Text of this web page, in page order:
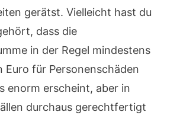
gerätst. Vielleicht hast du
dass die
in der Regel mindestens
Euro für Personenschäden
enorm erscheint, aber in
durchaus gerechtfertigt